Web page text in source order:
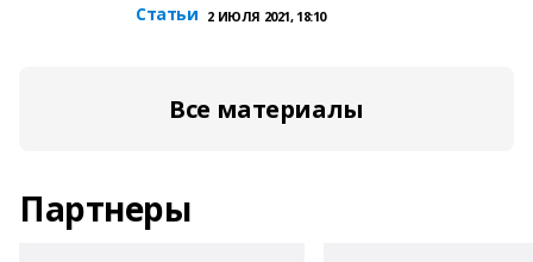
Статьи 2 ИЮЛЯ 2021, 18:10
Все материалы
Партнеры